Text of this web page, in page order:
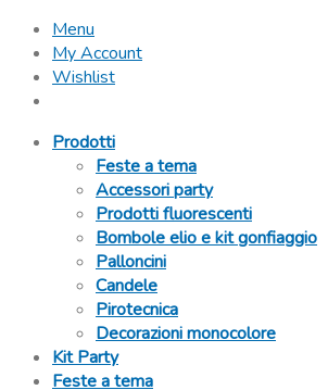
Menu
My Account
Wishlist
Prodotti
Feste a tema
Accessori party
Prodotti fluorescenti
Bombole elio e kit gonfiaggio
Palloncini
Candele
Pirotecnica
Decorazioni monocolore
Kit Party
Feste a tema